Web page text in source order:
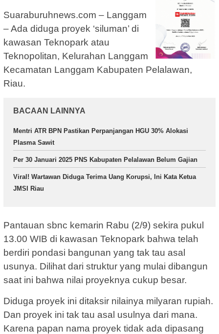
Suaraburuhnews.com – Langgam
– Ada diduga proyek ‘siluman’ di
kawasan Teknopark atau
Teknopolitan, Kelurahan Langgam
Kecamatan Langgam Kabupaten Pelalawan,
Riau.
BACAAN LAINNYA
Mentri ATR BPN Pastikan Perpanjangan HGU 30% Alokasi
Plasma Sawit
Per 30 Januari 2025 PNS Kabupaten Pelalawan Belum Gajian
Viral! Wartawan Diduga Terima Uang Korupsi, Ini Kata Ketua
JMSI Riau
Pantauan sbnc kemarin Rabu (2/9) sekira pukul
13.00 WIB di kawasan Teknopark bahwa telah
berdiri pondasi bangunan yang tak tau asal
usunya. Dilihat dari struktur yang mulai dibangun
saat ini bahwa nilai proyeknya cukup besar.
Diduga proyek ini ditaksir nilainya milyaran rupiah.
Dan proyek ini tak tau asal usulnya dari mana.
Karena papan nama proyek tidak ada dipasang